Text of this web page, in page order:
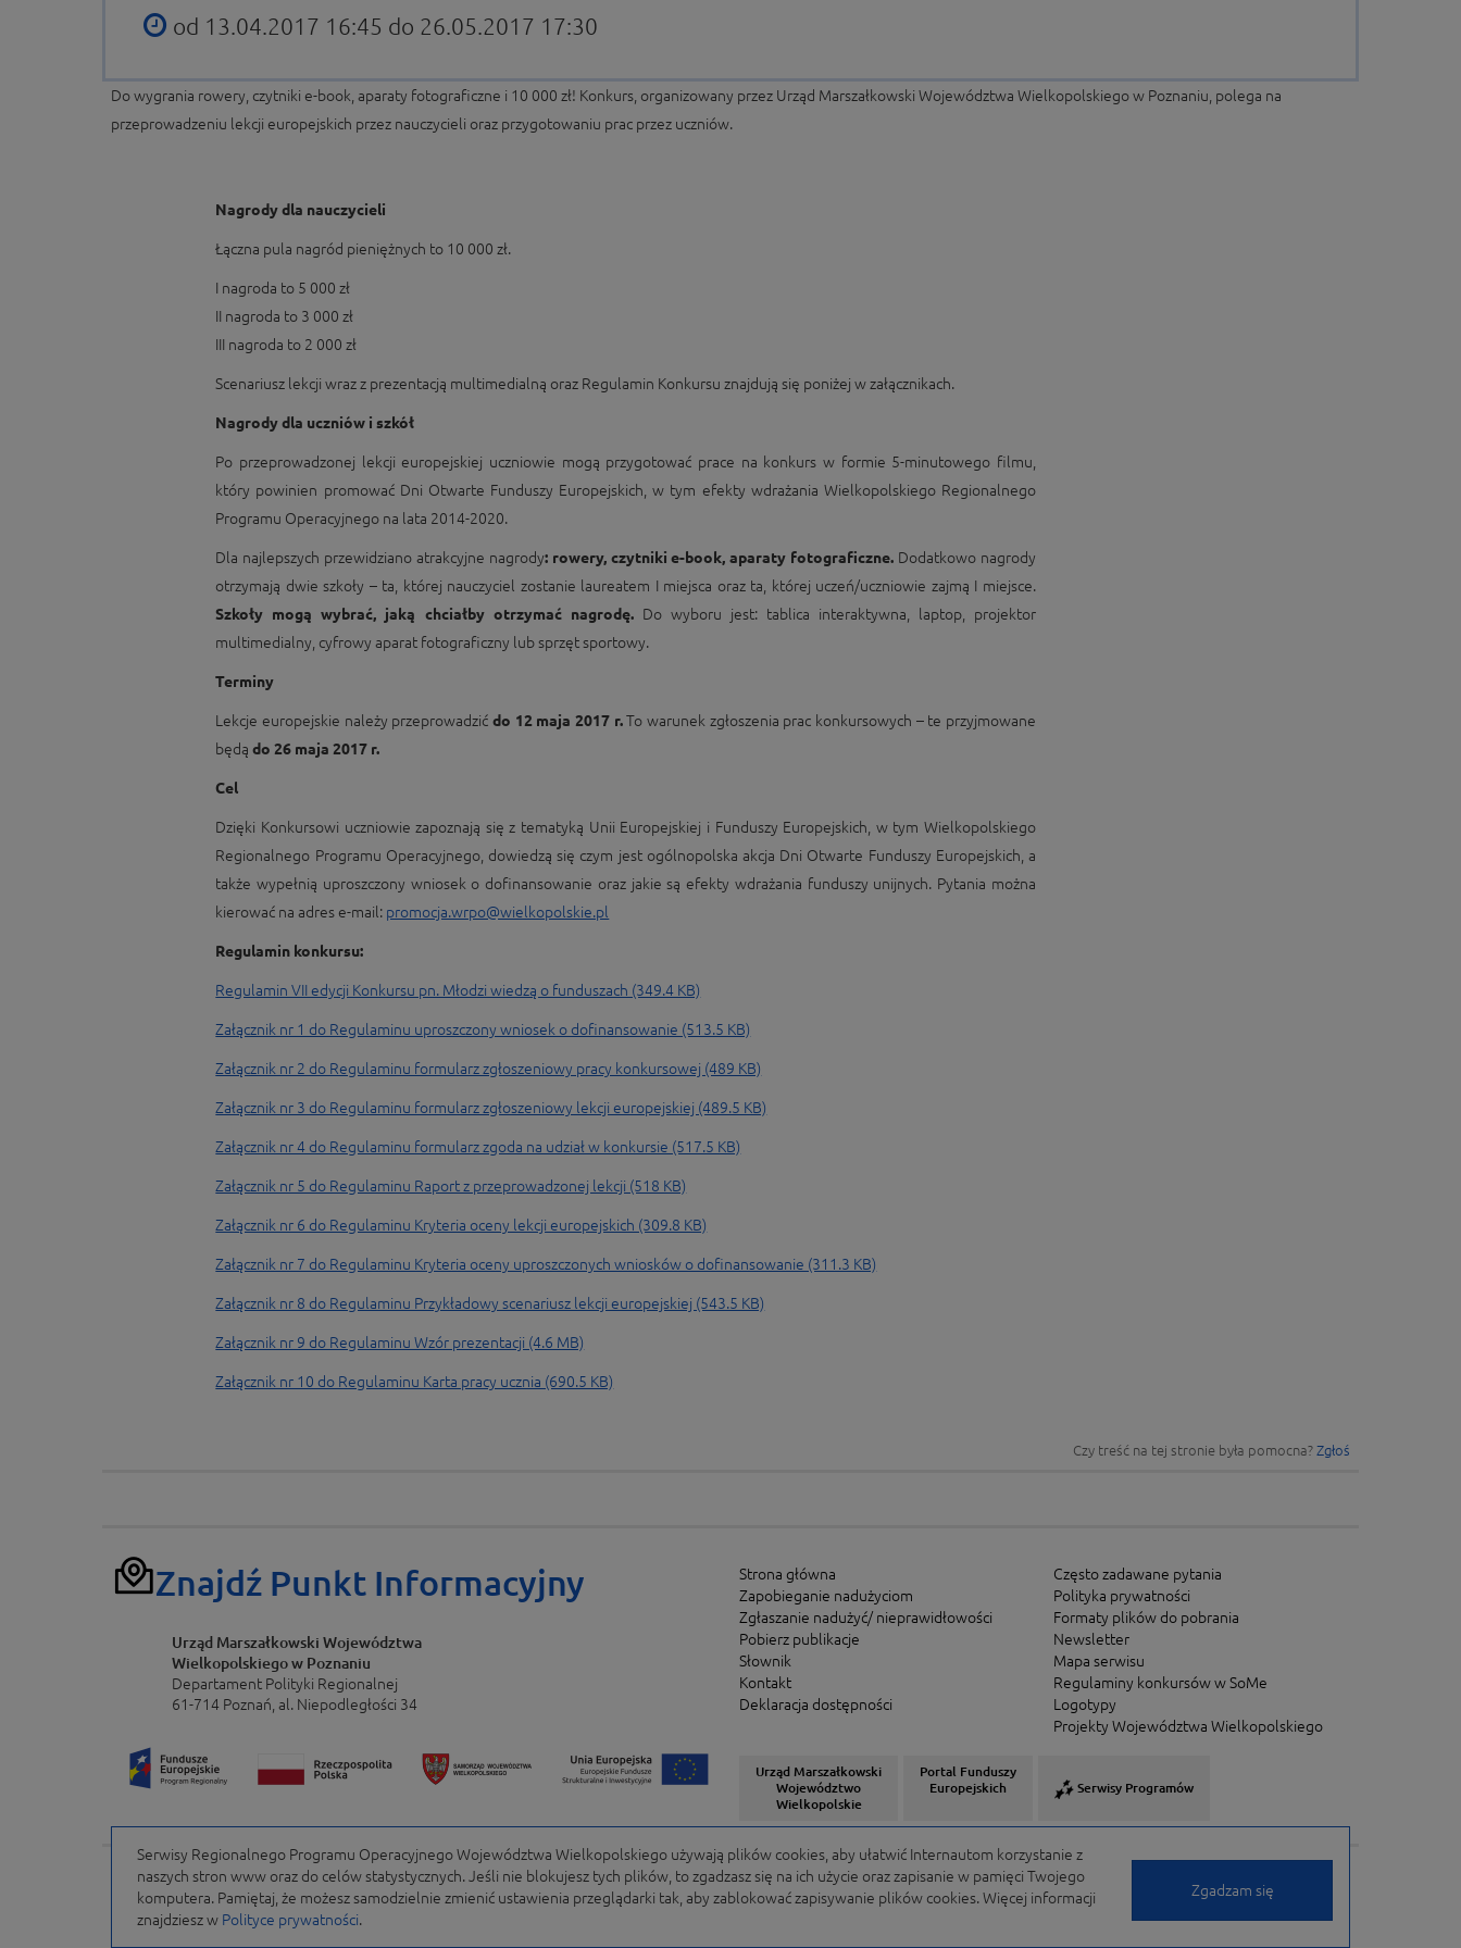
od 13.04.2017 16:45 do 26.05.2017 17:30
Do wygrania rowery, czytniki e-book, aparaty fotograficzne i 10 000 zł! Konkurs, organizowany przez Urząd Marszałkowski Województwa Wielkopolskiego w Poznaniu, polega na
przeprowadzeniu lekcji europejskich przez nauczycieli oraz przygotowaniu prac przez uczniów.
Nagrody dla nauczycieli
Łączna pula nagród pieniężnych to 10 000 zł.
I nagroda to 5 000 zł
II nagroda to 3 000 zł
III nagroda to 2 000 zł
Scenariusz lekcji wraz z prezentacją multimedialną oraz Regulamin Konkursu znajdują się poniżej w załącznikach.
Nagrody dla uczniów i szkół
Po przeprowadzonej lekcji europejskiej uczniowie mogą przygotować prace na konkurs w formie 5-minutowego filmu,
który powinien promować Dni Otwarte Funduszy Europejskich, w tym efekty wdrażania Wielkopolskiego Regionalnego
Programu Operacyjnego na lata 2014-2020.
Dla najlepszych przewidziano atrakcyjne nagrody: rowery, czytniki e-book, aparaty fotograficzne. Dodatkowo nagrody
otrzymają dwie szkoły – ta, której nauczyciel zostanie laureatem I miejsca oraz ta, której uczeń/uczniowie zajmą I miejsce.
Szkoły mogą wybrać, jaką chciałby otrzymać nagrodę.Do wyboru jest: tablica interaktywna, laptop, projektor
multimedialny, cyfrowy aparat fotograficzny lub sprzęt sportowy.
Terminy
Lekcje europejskie należy przeprowadzić do 12 maja 2017 r.To warunek zgłoszenia prac konkursowych – te przyjmowane
będądo 26 maja 2017 r.
Cel
Dzięki Konkursowi uczniowie zapoznają się z tematyką Unii Europejskiej i Funduszy Europejskich, w tym Wielkopolskiego
Regionalnego Programu Operacyjnego, dowiedzą się czym jest ogólnopolska akcja Dni Otwarte Funduszy Europejskich, a
także wypełnią uproszczony wniosek o dofinansowanie oraz jakie są efekty wdrażania funduszy unijnych. Pytania można
kierować na adres e-mail: promocja.wrpo@wielkopolskie.pl
Regulamin konkursu:
Regulamin VII edycji Konkursu pn. Młodzi wiedzą o funduszach (349.4 KB)
Załącznik nr 1 do Regulaminu uproszczony wniosek o dofinansowanie (513.5 KB)
Załącznik nr 2 do Regulaminu formularz zgłoszeniowy pracy konkursowej (489 KB)
Załącznik nr 3 do Regulaminu formularz zgłoszeniowy lekcji europejskiej (489.5 KB)
Załącznik nr 4 do Regulaminu formularz zgoda na udział w konkursie (517.5 KB)
Załącznik nr 5 do Regulaminu Raport z przeprowadzonej lekcji (518 KB)
Załącznik nr 6 do Regulaminu Kryteria oceny lekcji europejskich (309.8 KB)
Załącznik nr 7 do Regulaminu Kryteria oceny uproszczonych wniosków o dofinansowanie (311.3 KB)
Załącznik nr 8 do Regulaminu Przykładowy scenariusz lekcji europejskiej (543.5 KB)
Załącznik nr 9 do Regulaminu Wzór prezentacji (4.6 MB)
Załącznik nr 10 do Regulaminu Karta pracy ucznia (690.5 KB)
Czy treść na tej stronie była pomocna? Zgłoś
Znajdź Punkt Informacyjny
Urząd Marszałkowski Województwa
Wielkopolskiego w Poznaniu
Departament Polityki Regionalnej
61-714 Poznań, al. Niepodległości 34
Strona główna
Zapobieganie nadużyciom
Zgłaszanie nadużyć/ nieprawidłowości
Pobierz publikacje
Słownik
Kontakt
Deklaracja dostępności
Często zadawane pytania
Polityka prywatności
Formaty plików do pobrania
Newsletter
Mapa serwisu
Regulaminy konkursów w SoMe
Logotypy
Projekty Województwa Wielkopolskiego
Urząd Marszałkowski
Województwo
Wielkopolskie
Portal Funduszy
Europejskich
Serwisy Programów
Portal finansowany przez Unię Europejską w ramach
WRPO 2007-2013 i WRPO 2014-2020 oraz budżet
Samorządu Województwa Wielkopolskiego
Serwisy Regionalnego Programu Operacyjnego Województwa Wielkopolskiego używają plików cookies, aby ułatwić Internautom korzystanie z
naszych stron www oraz do celów statystycznych. Jeśli nie blokujesz tych plików, to zgadzasz się na ich użycie oraz zapisanie w pamięci Twojego
komputera. Pamiętaj, że możesz samodzielnie zmienić ustawienia przeglądarki tak, aby zablokować zapisywanie plików cookies. Więcej informacji
znajdziesz w Polityce prywatności.
Zgadzam się